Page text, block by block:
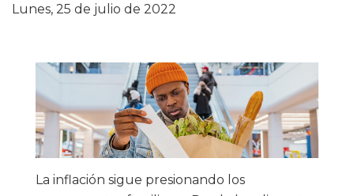
Lunes, 25 de julio de 2022
La inflación sigue presionando los